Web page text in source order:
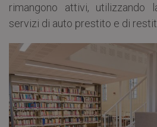
rimangono attivi,
servizi di auto prestito e di